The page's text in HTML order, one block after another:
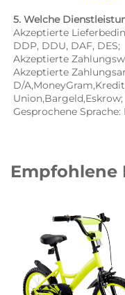
5. Welche
Akzeptierte
DDP, DDU, DAF, DES;
Akzeptierte
Akzeptierte
D/
Union,Bargeld,Eskrow;
Gesprochene
Empfohlene